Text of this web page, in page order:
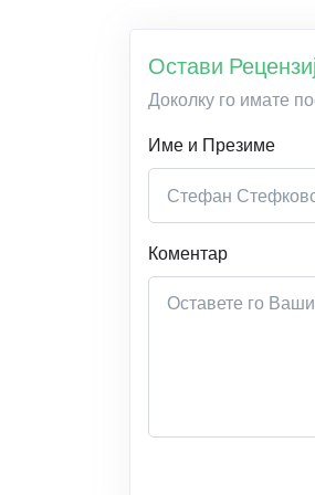
Остави
Доколку го имате
Име и Презиме
Коментар